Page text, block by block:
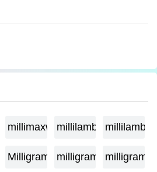
millimaxwellmillilambda
Milligramagemilligrame